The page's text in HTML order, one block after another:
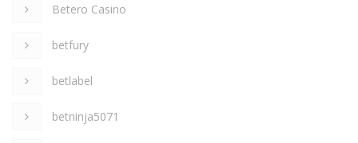
Betero Casino
betfury
betlabel
betninja5071